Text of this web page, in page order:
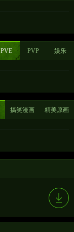
PVE PVP 娱乐
搞笑漫画 精美原画